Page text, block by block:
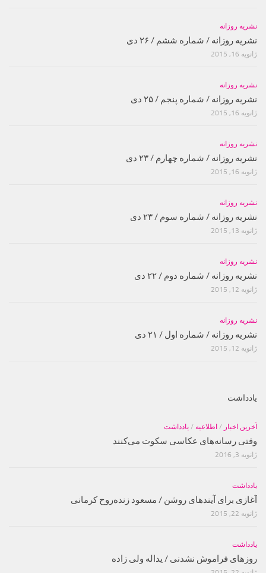
نشریه روزانه
نشریه روزانه / شماره ششم / ۲۶ دی
ژانویه 16, 2015
نشریه روزانه
نشریه روزانه / شماره پنجم / ۲۵ دی
ژانویه 16, 2015
نشریه روزانه
نشریه روزانه / شماره چهارم / ۲۳ دی
ژانویه 16, 2015
نشریه روزانه
نشریه روزانه / شماره سوم / ۲۳ دی
ژانویه 13, 2015
نشریه روزانه
نشریه روزانه / شماره دوم / ۲۲ دی
ژانویه 12, 2015
نشریه روزانه
نشریه روزانه / شماره اول / ۲۱ دی
ژانویه 12, 2015
یادداشت
آخرین اخبار / اطلاعیه / یادداشت
وقتی رسانه‌های عکاسی سکوت می‌کنند
ژانویه 3, 2016
یادداشت
آغازی برای آینده‫ای روشن‬‬ / مسعود زنده‌‫روح کرمانی‬‬
ژانویه 22, 2015
یادداشت
روزهای فراموش نشدنی / یداله ولی زاده